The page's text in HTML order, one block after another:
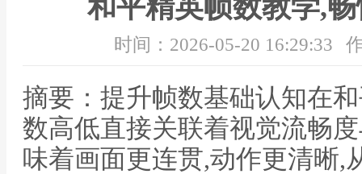
和平精英帧数教学,
时间：2026-05-20 16:29:33
摘要：提升帧数基础认知在
数高低直接关联着视觉流畅
味着画面更连贯,动作更清晰,